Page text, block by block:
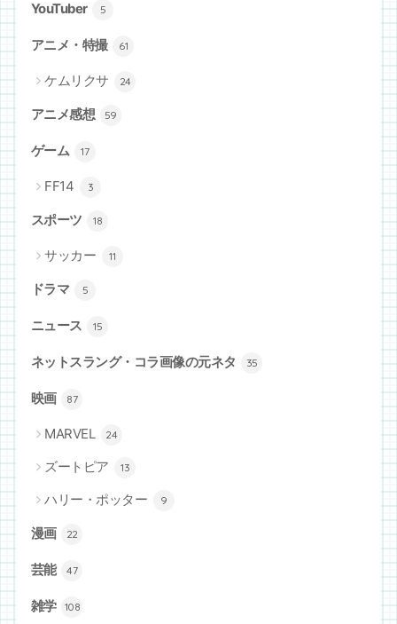
YouTuber 5
アニメ・特撮 61
ケムリクサ 24
アニメ感想 59
ゲーム 17
FF14 3
スポーツ 18
サッカー 11
ドラマ 5
ニュース 15
ネットスラング・コラ画像の元ネタ 35
映画 87
MARVEL 24
ズートピア 13
ハリー・ポッター 9
漫画 22
芸能 47
雑学 108